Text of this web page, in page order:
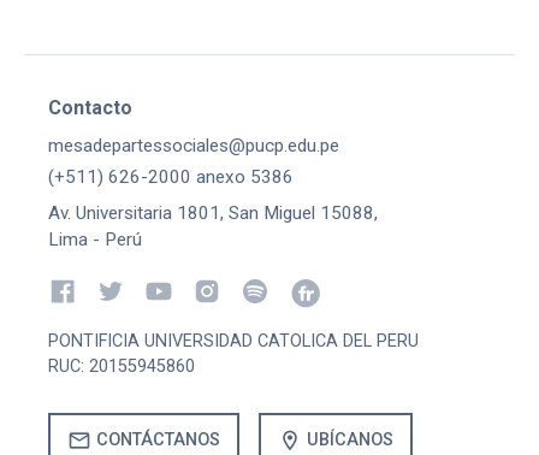
Contacto
mesadepartessociales@pucp.edu.pe
(+511) 626-2000 anexo 5386
Av. Universitaria 1801, San Miguel 15088,
Lima - Perú
PONTIFICIA UNIVERSIDAD CATOLICA DEL PERU
RUC: 20155945860
mail CONTÁCTANOS location_on UBÍCANOS